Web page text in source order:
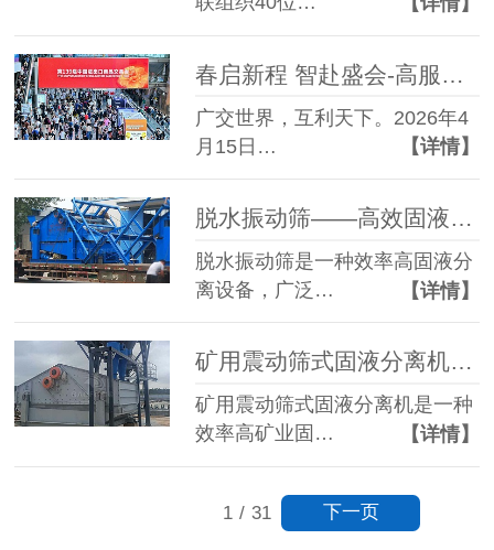
春启新程 智赴盛会-高服机械盛装亮相第139届广交会
广交世界，互利天下。2026年4
月15日…
【详情】
脱水振动筛——高效固液分离设备的核心选择
脱水振动筛是一种效率高固液分
离设备，广泛…
【详情】
矿用震动筛式固液分离机效率高矿业固液处理解决方案
矿用震动筛式固液分离机是一种
效率高矿业固…
【详情】
1 / 31 下一页